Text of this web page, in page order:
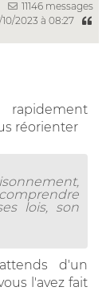
11146 messages
10/2023 à 08:27
réorienter
lois, son
d'un
l'avez fait